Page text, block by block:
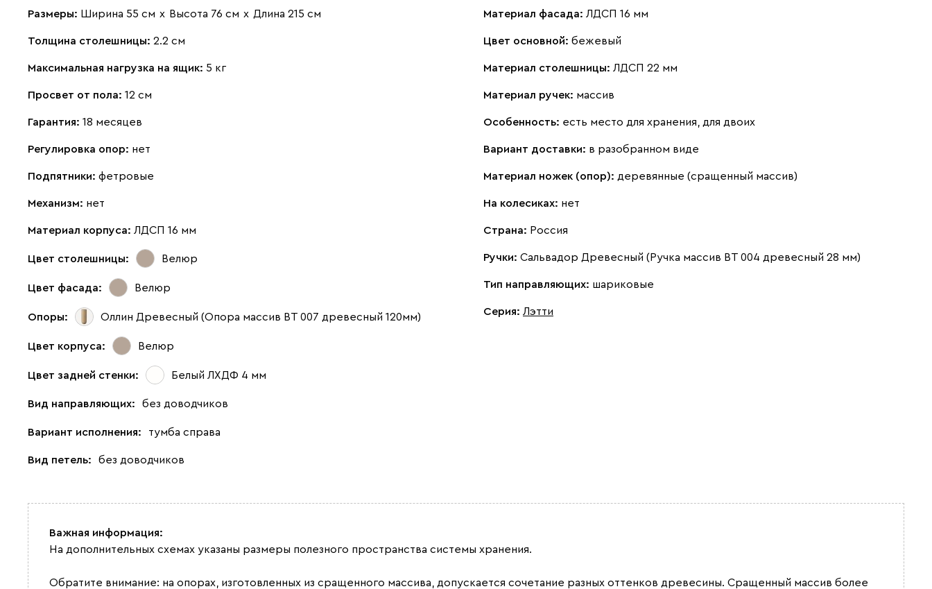
Размеры: Ширина 55 см х Высота 76 см х Длина 215 см
Толщина столешницы: 2.2 см
Максимальная нагрузка на ящик: 5 кг
Просвет от пола: 12 см
Гарантия: 18 месяцев
Регулировка опор: нет
Подпятники: фетровые
Механизм: нет
Материал корпуса: ЛДСП 16 мм
Цвет столешницы: Велюр
Цвет фасада: Велюр
Опоры: Оллин Древесный (Опора массив ВТ 007 древесный 120мм)
Цвет корпуса: Велюр
Цвет задней стенки: Белый ЛХДФ 4 мм
Вид направляющих: без доводчиков
Вариант исполнения: тумба справа
Вид петель: без доводчиков
Материал фасада: ЛДСП 16 мм
Цвет основной: бежевый
Материал столешницы: ЛДСП 22 мм
Материал ручек: массив
Особенность: есть место для хранения, для двоих
Вариант доставки: в разобранном виде
Материал ножек (опор): деревянные (сращенный массив)
На колесиках: нет
Страна: Россия
Ручки: Сальвадор Древесный (Ручка массив ВТ 004 древесный 28 мм)
Тип направляющих: шариковые
Серия: Лэтти
Важная информация:
На дополнительных схемах указаны размеры полезного пространства системы хранения.
Обратите внимание: на опорах, изготовленных из сращенного массива, допускается сочетание разных оттенков древесины. Сращенный массив более